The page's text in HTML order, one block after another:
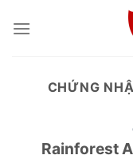
CHỨNG
Rainforest